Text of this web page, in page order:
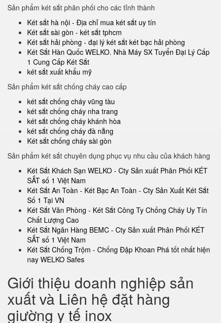
Sản phẩm két sắt phân phối cho các tỉnh thành
Két sắt hà nội - Địa chỉ mua két sắt uy tín
Két sắt sài gòn - két sắt tphcm
Két sắt hải phòng - đại lý két sắt két bạc hải phòng
Két Sắt Hàn Quốc WELKO. Nhà Máy SX Tuyển Đại Lý Cấp
1 Cung Cấp Két Sắt
két sắt xuất khẩu mỹ
Sản phẩm két sắt chống cháy cao cấp
két sắt chống cháy vũng tàu
két sắt chống cháy nha trang
két sắt chống cháy khánh hòa
két sắt chống cháy đà nẵng
Két sắt chống cháy sài gòn
Sản phẩm két sắt chuyên dụng phục vụ nhu cầu của khách hàng
Két Sắt Khách Sạn WELKO - Cty Sản xuất Phân Phối KÉT
SẮT số 1 Việt Nam
Két Sắt An Toàn - Két Bạc An Toàn - Cty Sản Xuất Két Sắt
Số 1 Tại VN
Két Sắt Văn Phòng - Két Sắt Công Ty Chống Cháy Uy Tín
Chất Lượng Cao
Két Sắt Ngân Hàng BEMC - Cty Sản xuất Phân Phối KÉT
SẮT số 1 Việt Nam
Két Sắt Chống Trộm - Chống Đập Khoan Phá tốt nhất hiện
nay WELKO Safes
Giới thiệu doanh nghiệp sản
xuất và Liên hệ đặt hàng
giường y tế inox